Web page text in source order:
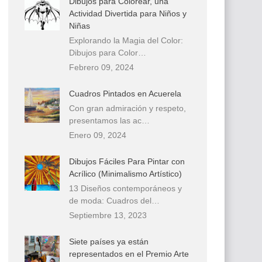
Actividad Divertida para Niños y
Niñas
Explorando la Magia del Color:
Dibujos para Color…
Febrero 09, 2024
Cuadros Pintados en Acuerela
Con gran admiración y respeto,
presentamos las ac…
Enero 09, 2024
Dibujos Fáciles Para Pintar con
Acrílico (Minimalismo Artístico)
13 Diseños contemporáneos y
de moda: Cuadros del…
Septiembre 13, 2023
Siete países ya están
representados en el Premio Arte